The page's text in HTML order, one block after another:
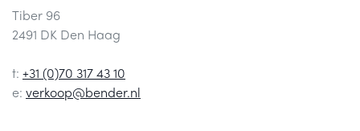
Tiber 96
2491 DK Den Haag
t: +31 (0)70 317 43 10
e: verkoop@bender.nl